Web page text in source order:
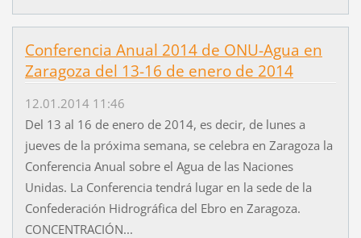
Conferencia Anual 2014 de ONU-Agua en
Zaragoza del 13-16 de enero de 2014
12.01.2014 11:46
Del 13 al 16 de enero de 2014, es decir, de lunes a
jueves de la próxima semana, se celebra en Zaragoza la
Conferencia Anual sobre el Agua de las Naciones
Unidas. La Conferencia tendrá lugar en la sede de la
Confederación Hidrográfica del Ebro en Zaragoza.
CONCENTRACIÓN...